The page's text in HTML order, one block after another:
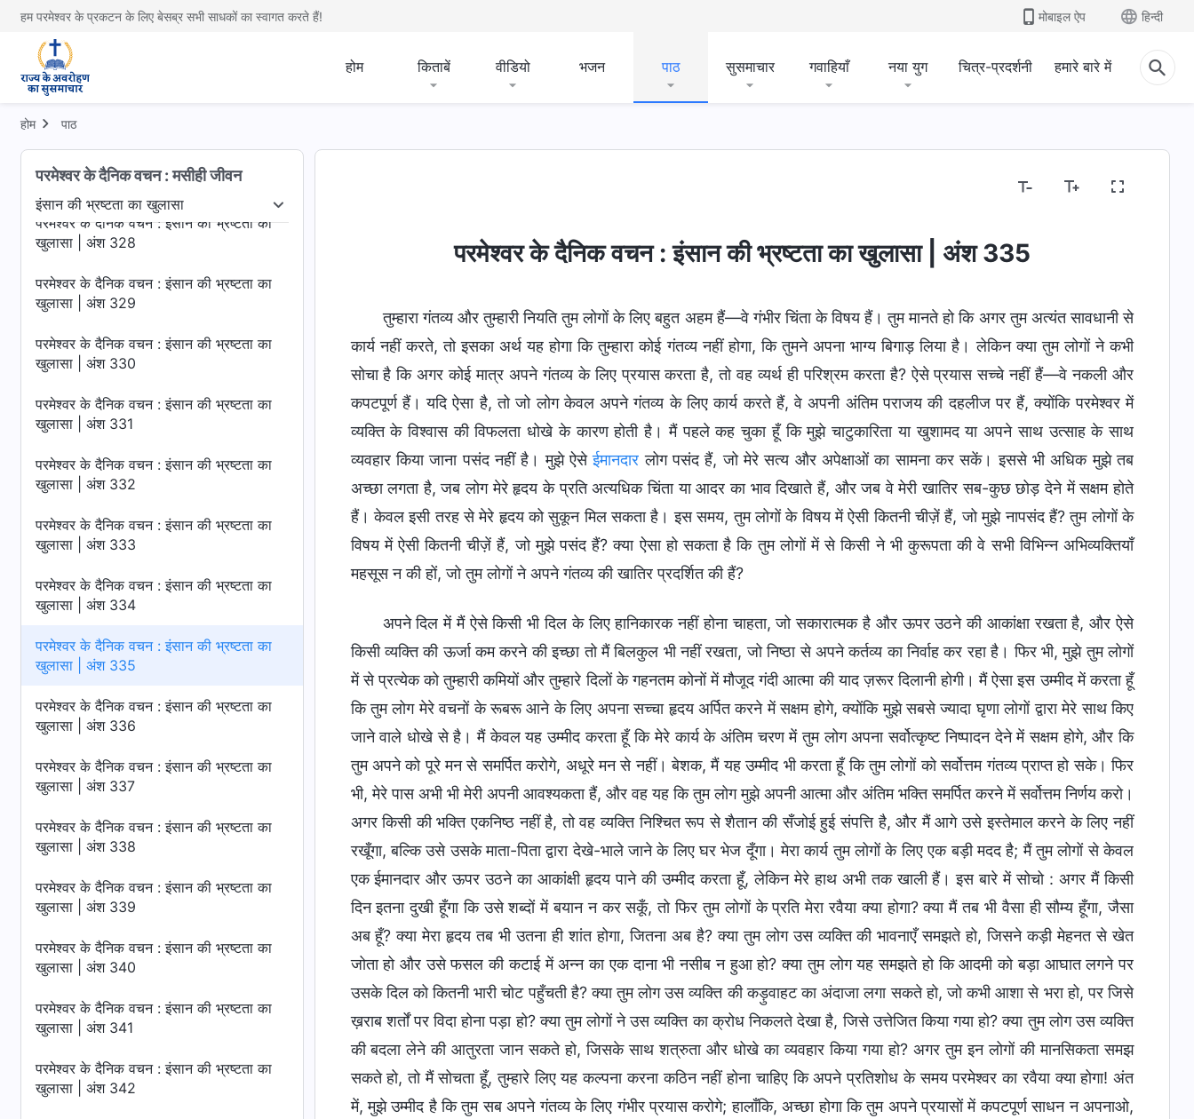
हम परमेश्वर के प्रकटन के लिए बेसब्र सभी साधकों का स्वागत करते हैं! मोबाइल ऐप हिन्दी
होम किताबें वीडियो भजन पाठ सुसमाचार गवाहियाँ नया युग चित्र-प्रदर्शनी हमारे बारे में
होम पाठ
परमेश्वर के दैनिक वचन : मसीही जीवन
इंसान की भ्रष्टता का खुलासा
खुलासा इंसान की भ्रष्टता का खुलासा जीवन में प्रवेश
परमेश्वर के दैनिक वचन : इंसान की भ्रष्टता का
खुलासा | अंश 325
खुलासा | अंश 326
परमेश्वर के दैनिक वचन : इंसान की भ्रष्टता का
खुलासा | अंश 327
परमेश्वर के दैनिक वचन : इंसान की भ्रष्टता का
खुलासा | अंश 328
परमेश्वर के दैनिक वचन : इंसान की भ्रष्टता का
खुलासा | अंश 329
परमेश्वर के दैनिक वचन : इंसान की भ्रष्टता का
खुलासा | अंश 330
परमेश्वर के दैनिक वचन : इंसान की भ्रष्टता का
खुलासा | अंश 331
परमेश्वर के दैनिक वचन : इंसान की भ्रष्टता का
खुलासा | अंश 332
परमेश्वर के दैनिक वचन : इंसान की भ्रष्टता का
खुलासा | अंश 333
परमेश्वर के दैनिक वचन : इंसान की भ्रष्टता का
खुलासा | अंश 334
परमेश्वर के दैनिक वचन : इंसान की भ्रष्टता का
खुलासा | अंश 335
परमेश्वर के दैनिक वचन : इंसान की भ्रष्टता का
खुलासा | अंश 336
परमेश्वर के दैनिक वचन : इंसान की भ्रष्टता का
खुलासा | अंश 337
परमेश्वर के दैनिक वचन : इंसान की भ्रष्टता का
खुलासा | अंश 338
परमेश्वर के दैनिक वचन : इंसान की भ्रष्टता का
खुलासा | अंश 339
परमेश्वर के दैनिक वचन : इंसान की भ्रष्टता का
खुलासा | अंश 340
परमेश्वर के दैनिक वचन : इंसान की भ्रष्टता का
खुलासा | अंश 341
परमेश्वर के दैनिक वचन : इंसान की भ्रष्टता का
खुलासा | अंश 342
परमेश्वर के दैनिक वचन : इंसान की भ्रष्टता का खुलासा | अंश 335
तुम्हारा गंतव्य और तुम्हारी नियति तुम लोगों के लिए बहुत अहम हैं—वे गंभीर चिंता के विषय हैं। तुम मानते हो कि अगर तुम अत्यंत सावधानी से
कार्य नहीं करते, तो इसका अर्थ यह होगा कि तुम्हारा कोई गंतव्य नहीं होगा, कि तुमने अपना भाग्य बिगाड़ लिया है। लेकिन क्या तुम लोगों ने कभी
सोचा है कि अगर कोई मात्र अपने गंतव्य के लिए प्रयास करता है, तो वह व्यर्थ ही परिश्रम करता है? ऐसे प्रयास सच्चे नहीं हैं—वे नकली और
कपटपूर्ण हैं। यदि ऐसा है, तो जो लोग केवल अपने गंतव्य के लिए कार्य करते हैं, वे अपनी अंतिम पराजय की दहलीज पर हैं, क्योंकि परमेश्वर में
व्यक्ति के विश्वास की विफलता धोखे के कारण होती है। मैं पहले कह चुका हूँ कि मुझे चाटुकारिता या खुशामद या अपने साथ उत्साह के साथ
व्यवहार किया जाना पसंद नहीं है। मुझे ऐसेईमानदार लोग पसंद हैं, जो मेरे सत्य और अपेक्षाओं का सामना कर सकें। इससे भी अधिक मुझे तब
अच्छा लगता है, जब लोग मेरे हृदय के प्रति अत्यधिक चिंता या आदर का भाव दिखाते हैं, और जब वे मेरी खातिर सब-कुछ छोड़ देने में सक्षम होते
हैं। केवल इसी तरह से मेरे हृदय को सुकून मिल सकता है। इस समय, तुम लोगों के विषय में ऐसी कितनी चीज़ें हैं, जो मुझे नापसंद हैं? तुम लोगों के
विषय में ऐसी कितनी चीज़ें हैं, जो मुझे पसंद हैं? क्या ऐसा हो सकता है कि तुम लोगों में से किसी ने भी कुरूपता की वे सभी विभिन्न अभिव्यक्तियाँ
महसूस न की हों, जो तुम लोगों ने अपने गंतव्य की खातिर प्रदर्शित की हैं?
अपने दिल में मैं ऐसे किसी भी दिल के लिए हानिकारक नहीं होना चाहता, जो सकारात्मक है और ऊपर उठने की आकांक्षा रखता है, और ऐसे
किसी व्यक्ति की ऊर्जा कम करने की इच्छा तो मैं बिलकुल भी नहीं रखता, जो निष्ठा से अपने कर्तव्य का निर्वाह कर रहा है। फिर भी, मुझे तुम लोगों
में से प्रत्येक को तुम्हारी कमियों और तुम्हारे दिलों के गहनतम कोनों में मौजूद गंदी आत्मा की याद ज़रूर दिलानी होगी। मैं ऐसा इस उम्मीद में करता हूँ
कि तुम लोग मेरे वचनों के रूबरू आने के लिए अपना सच्चा हृदय अर्पित करने में सक्षम होगे, क्योंकि मुझे सबसे ज्यादा घृणा लोगों द्वारा मेरे साथ किए
जाने वाले धोखे से है। मैं केवल यह उम्मीद करता हूँ कि मेरे कार्य के अंतिम चरण में तुम लोग अपना सर्वोत्कृष्ट निष्पादन देने में सक्षम होगे, और कि
तुम अपने को पूरे मन से समर्पित करोगे, अधूरे मन से नहीं। बेशक, मैं यह उम्मीद भी करता हूँ कि तुम लोगों को सर्वोत्तम गंतव्य प्राप्त हो सके। फिर
भी, मेरे पास अभी भी मेरी अपनी आवश्यकता हैं, और वह यह कि तुम लोग मुझे अपनी आत्मा और अंतिम भक्ति समर्पित करने में सर्वोत्तम निर्णय करो।
अगर किसी की भक्ति एकनिष्ठ नहीं है, तो वह व्यक्ति निश्चित रूप से शैतान की सँजोई हुई संपत्ति है, और मैं आगे उसे इस्तेमाल करने के लिए नहीं
रखूँगा, बल्कि उसे उसके माता-पिता द्वारा देखे-भाले जाने के लिए घर भेज दूँगा। मेरा कार्य तुम लोगों के लिए एक बड़ी मदद है; मैं तुम लोगों से केवल
एक ईमानदार और ऊपर उठने का आकांक्षी हृदय पाने की उम्मीद करता हूँ, लेकिन मेरे हाथ अभी तक खाली हैं। इस बारे में सोचो : अगर मैं किसी
दिन इतना दुखी हूँगा कि उसे शब्दों में बयान न कर सकूँ, तो फिर तुम लोगों के प्रति मेरा रवैया क्या होगा? क्या मैं तब भी वैसा ही सौम्य हूँगा, जैसा
अब हूँ? क्या मेरा हृदय तब भी उतना ही शांत होगा, जितना अब है? क्या तुम लोग उस व्यक्ति की भावनाएँ समझते हो, जिसने कड़ी मेहनत से खेत
जोता हो और उसे फसल की कटाई में अन्न का एक दाना भी नसीब न हुआ हो? क्या तुम लोग यह समझते हो कि आदमी को बड़ा आघात लगने पर
उसके दिल को कितनी भारी चोट पहुँचती है? क्या तुम लोग उस व्यक्ति की कड़ुवाहट का अंदाजा लगा सकते हो, जो कभी आशा से भरा हो, पर जिसे
ख़राब शर्तों पर विदा होना पड़ा हो? क्या तुम लोगों ने उस व्यक्ति का क्रोध निकलते देखा है, जिसे उत्तेजित किया गया हो? क्या तुम लोग उस व्यक्ति
की बदला लेने की आतुरता जान सकते हो, जिसके साथ शत्रुता और धोखे का व्यवहार किया गया हो? अगर तुम इन लोगों की मानसिकता समझ
सकते हो, तो मैं सोचता हूँ, तुम्हारे लिए यह कल्पना करना कठिन नहीं होना चाहिए कि अपने प्रतिशोध के समय परमेश्वर का रवैया क्या होगा! अंत
में, मुझे उम्मीद है कि तुम सब अपने गंतव्य के लिए गंभीर प्रयास करोगे; हालाँकि, अच्छा होगा कि तुम अपने प्रयासों में कपटपूर्ण साधन न अपनाओ,